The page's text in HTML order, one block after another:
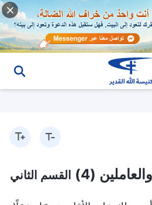
(4) القسم الثاني